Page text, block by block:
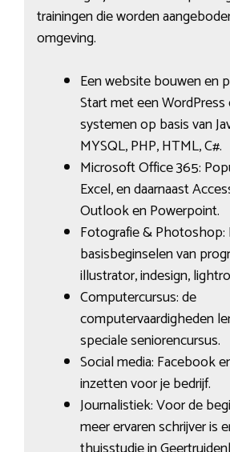
trainingen die worden
omgeving.
Een website bouwen en
Start met een
systemen op basis van
MYSQL, PHP, HTML, C#.
Microsoft Office 365:
Excel, en daarnaast
Outlook en Powerpoint.
Fotografie & Photoshop:
basisbeginselen van
illustrator, indesign,
Computercursus: de
computervaardigheden
speciale seniorencursus.
Social media: Facebook
inzetten voor je bedrijf.
Journalistiek: Voor de
meer ervaren schrijver is